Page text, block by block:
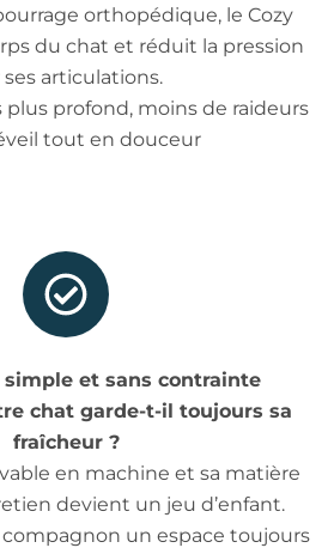
orthopédique, le Cozy
du chat et réduit la pression
ses articulations.
plus profond, moins de raideurs
tout en douceur
et sans contrainte
chat garde-t-il toujours sa
fraîcheur ?
en machine et sa matière
devient un jeu d’enfant.
compagnon un espace toujours